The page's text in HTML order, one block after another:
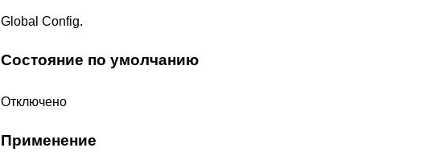
Global Config.
Состояние по умолчанию
Отключено
Применение